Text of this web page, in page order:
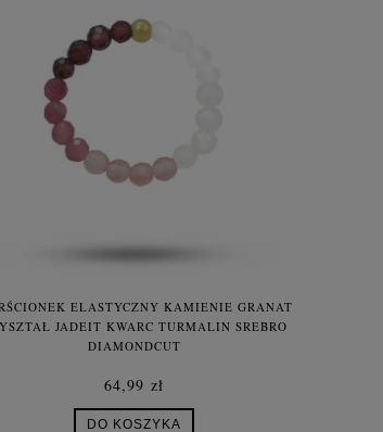
ELASTYCZNY KAMIENIE GRANAT
JADEIT KWARC TURMALIN SREBRO
DIAMONDCUT
64,99 zł
DO KOSZYKA